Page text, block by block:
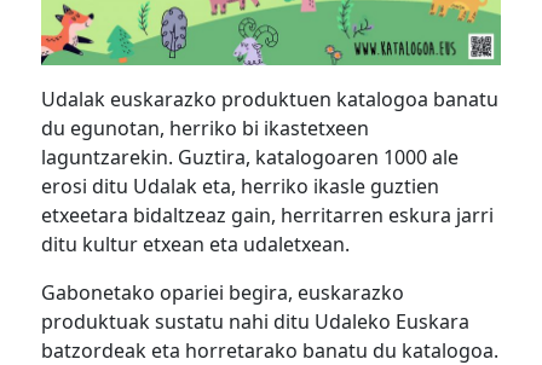
Udalak euskarazko produktuen katalogoa banatu
du egunotan, herriko bi ikastetxeen
laguntzarekin. Guztira, katalogoaren 1000 ale
erosi ditu Udalak eta, herriko ikasle guztien
etxeetara bidaltzeaz gain, herritarren eskura jarri
ditu kultur etxean eta udaletxean.
Gabonetako opariei begira, euskarazko
produktuak sustatu nahi ditu Udaleko Euskara
batzordeak eta horretarako banatu du katalogoa.